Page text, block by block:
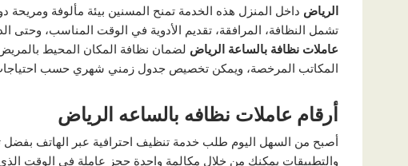
الرياض داخل المنزل هذه الخدمة تمنح المسنين بيئة مألوفة ومريحة
تشمل النظافة، المرافقة، تقديم الأدوية في الوقت المناسب،
عاملات نظافة بالساعة الرياض لضمان نظافة المكان المحيط
المكاتب المرخصة، ويمكن تخصيص جدول زمني شهري حسب
أرقام عاملات نظافه بالساعه الرياض
أصبح من السهل اليوم طلب خدمة تنظيف احترافية عبر الهاتف بفضل
والتطبيقات يمكنك من خلال مكالمة واحدة حجز عاملة في الوقت